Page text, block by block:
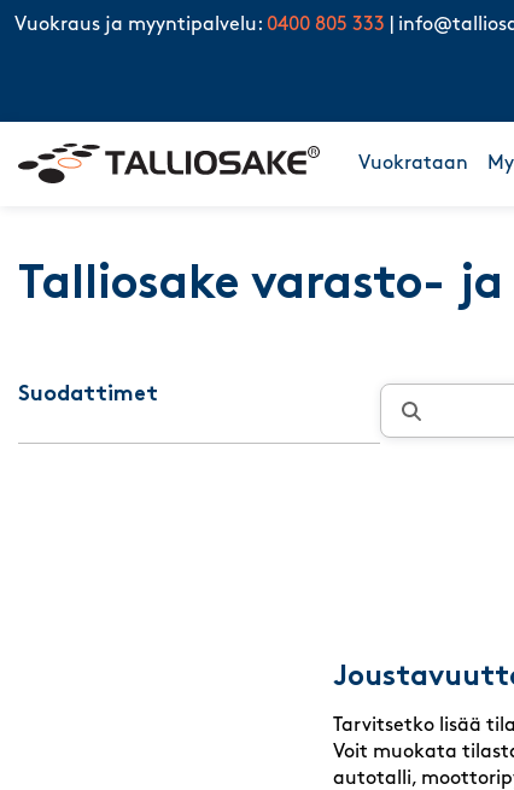
Skip to content
Vuokraus ja myyntipalvelu: 0400 805 333
Vuokrataan
Talliosake varasto-
Suodattimet
Tarvitsetko lisää
Voit muokata
autotalli,